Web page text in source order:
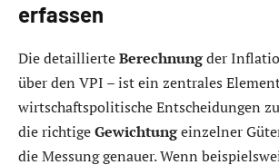
erfassen
Die detaillierteBerechnungder
über den VPI – ist ein zentrales
wirtschaftspolitische Entscheidungen
die richtigeGewichtungeinzelner
die Messung genauer. Wenn